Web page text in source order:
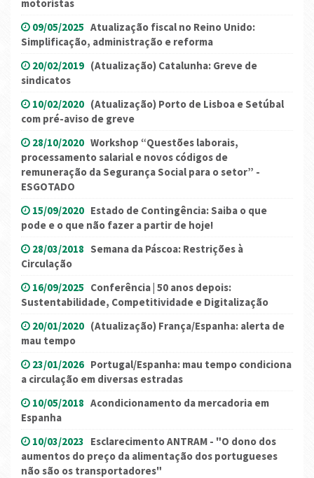
motoristas
09/05/2025 Atualização fiscal no Reino Unido:
Simplificação, administração e reforma
20/02/2019 (Atualização) Catalunha: Greve de
sindicatos
10/02/2020 (Atualização) Porto de Lisboa e Setúbal
com pré-aviso de greve
28/10/2020 Workshop “Questões laborais,
processamento salarial e novos códigos de
remuneração da Segurança Social para o setor” -
ESGOTADO
15/09/2020 Estado de Contingência: Saiba o que
pode e o que não fazer a partir de hoje!
28/03/2018 Semana da Páscoa: Restrições à
Circulação
16/09/2025 Conferência | 50 anos depois:
Sustentabilidade, Competitividade e Digitalização
20/01/2020 (Atualização) França/Espanha: alerta de
mau tempo
23/01/2026 Portugal/Espanha: mau tempo condiciona
a circulação em diversas estradas
10/05/2018 Acondicionamento da mercadoria em
Espanha
10/03/2023 Esclarecimento ANTRAM - "O dono dos
aumentos do preço da alimentação dos portugueses
não são os transportadores"